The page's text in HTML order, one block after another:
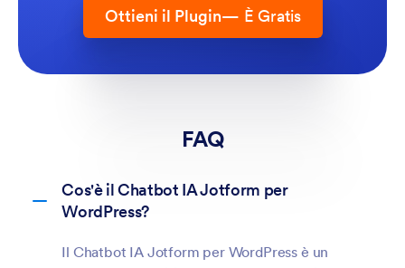
Ottieni il Plugin— È Gratis
FAQ
Cos'è il Chatbot IA Jotform per
WordPress?
Il Chatbot IA Jotform per WordPress è un